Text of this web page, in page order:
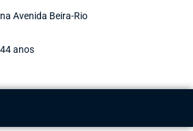
Avenida Beira-Rio
anos